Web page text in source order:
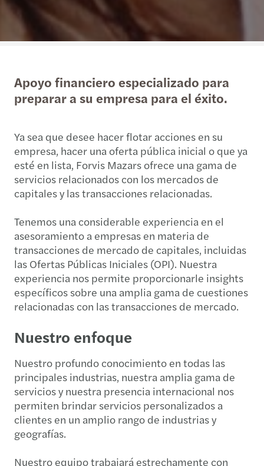
Apoyo financiero especializado para
preparar a su empresa para el éxito.
Ya sea que desee hacer flotar acciones en su
empresa, hacer una oferta pública inicial o que ya
esté en lista, Forvis Mazars ofrece una gama de
servicios relacionados con los mercados de
capitales y las transacciones relacionadas.
Tenemos una considerable experiencia en el
asesoramiento a empresas en materia de
transacciones de mercado de capitales, incluidas
las Ofertas Públicas Iniciales (OPI). Nuestra
experiencia nos permite proporcionarle insights
específicos sobre una amplia gama de cuestiones
relacionadas con las transacciones de mercado.
Nuestro enfoque
Nuestro profundo conocimiento en todas las
principales industrias, nuestra amplia gama de
servicios y nuestra presencia internacional nos
permiten brindar servicios personalizados a
clientes en un amplio rango de industrias y
geografías.
Nuestro equipo trabajará estrechamente con